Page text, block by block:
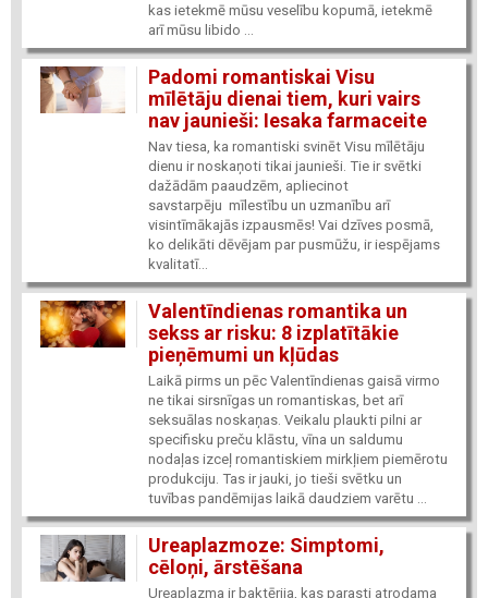
kas ietekmē mūsu veselību kopumā, ietekmē
arī mūsu libido ...
Padomi romantiskai Visu
mīlētāju dienai tiem, kuri vairs
nav jaunieši: Iesaka farmaceite
Nav tiesa, ka romantiski svinēt Visu mīlētāju
dienu ir noskaņoti tikai jaunieši. Tie ir svētki
dažādām paaudzēm, apliecinot
savstarpēju mīlestību un uzmanību arī
visintīmākajās izpausmēs! Vai dzīves posmā,
ko delikāti dēvējam par pusmūžu, ir iespējams
kvalitatī...
Valentīndienas romantika un
sekss ar risku: 8 izplatītākie
pieņēmumi un kļūdas
Laikā pirms un pēc Valentīndienas gaisā virmo
ne tikai sirsnīgas un romantiskas, bet arī
seksuālas noskaņas. Veikalu plaukti pilni ar
specifisku preču klāstu, vīna un saldumu
nodaļas izceļ romantiskiem mirkļiem piemērotu
produkciju. Tas ir jauki, jo tieši svētku un
tuvības pandēmijas laikā daudziem varētu ...
Ureaplazmoze: Simptomi,
cēloņi, ārstēšana
Ureaplazma ir baktērija, kas parasti atrodama